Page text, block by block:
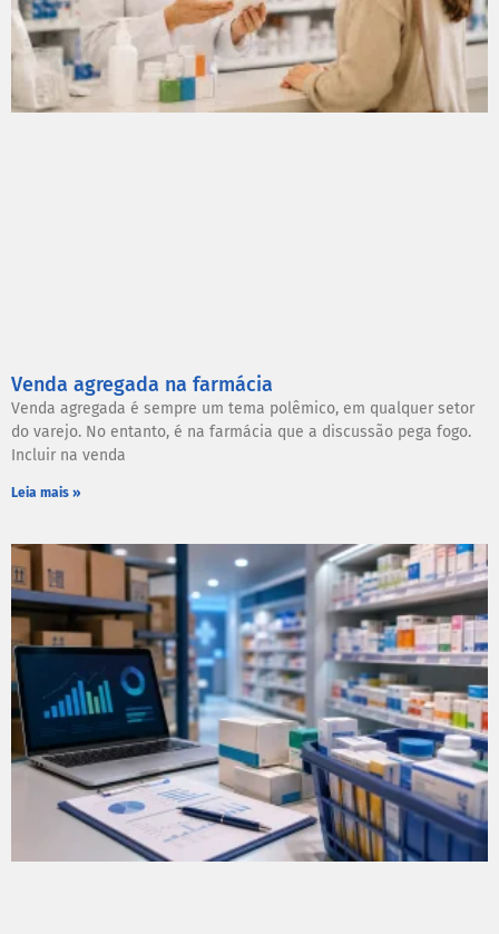
Venda agregada na farmácia
Venda agregada é sempre um tema polêmico, em qualquer setor
do varejo. No entanto, é na farmácia que a discussão pega fogo.
Incluir na venda
Leia mais »